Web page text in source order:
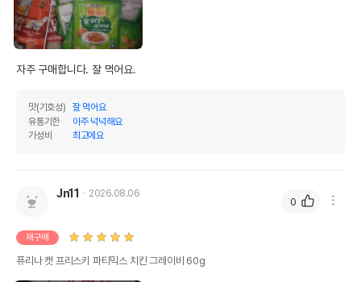
자주 구매합니다. 잘 먹어요.
맛(기호성)
잘 먹어요
유통기한
아주 넉넉해요
가성비
최고에요
Jn11 2026.08.06
재구매
퓨리나 캣 프리스키 파티믹스 치킨 그레이비 60g
0